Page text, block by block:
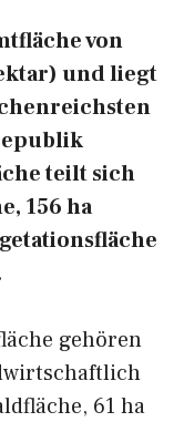
von
und liegt
teilt sich
156 ha
gehören
61 ha